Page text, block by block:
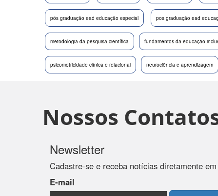
pós graduação ead educação especial pos graduação ead
metodologia da pesquisa científica fundamentos da educação
psicomotricidade clínica e relacional neurociência e aprendizagem
Nossos
Newsletter
Cadastre-se e receba notícias diretamente
E-mail